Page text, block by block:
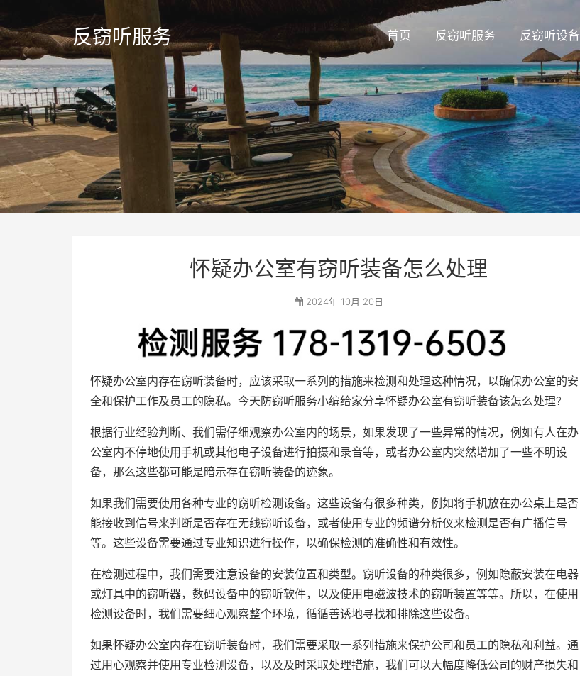
反窃听服务 首页 反窃听服务 反窃听设备
怀疑办公室有窃听装备怎么处理
2024年 10月 20日
怀疑办公室内存在窃听装备时，应该采取一系列的措施来检测和处理这种情况，以确保办公室的安
全和保护工作及员工的隐私。今天防窃听服务小编给家分享怀疑办公室有窃听装备该怎么处理?
根据行业经验判断、我们需仔细观察办公室内的场景，如果发现了一些异常的情况，例如有人在办
公室内不停地使用手机或其他电子设备进行拍摄和录音等，或者办公室内突然增加了一些不明设
备，那么这些都可能是暗示存在窃听装备的迹象。
如果我们需要使用各种专业的窃听检测设备。这些设备有很多种类，例如将手机放在办公桌上是否
能接收到信号来判断是否存在无线窃听设备，或者使用专业的频谱分析仪来检测是否有广播信号
等。这些设备需要通过专业知识进行操作，以确保检测的准确性和有效性。
在检测过程中，我们需要注意设备的安装位置和类型。窃听设备的种类很多，例如隐蔽安装在电器
或灯具中的窃听器，数码设备中的窃听软件，以及使用电磁波技术的窃听装置等等。所以，在使用
检测设备时，我们需要细心观察整个环境，循循善诱地寻找和排除这些设备。
如果怀疑办公室内存在窃听装备时，我们需要采取一系列措施来保护公司和员工的隐私和利益。通
过用心观察并使用专业检测设备，以及及时采取处理措施，我们可以大幅度降低公司的财产损失和